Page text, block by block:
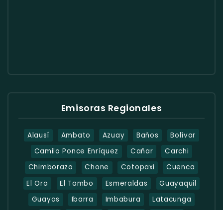
Emisoras Regionales
Alausí Ambato Azuay Baños
Bolívar
Camilo Ponce Enríquez
Cañar
Carchi
Chimborazo
Chone Cotopaxi
Cuenca
El Oro
El Tambo Esmeraldas
Guayaquil
Guayas
Ibarra Imbabura
Latacunga